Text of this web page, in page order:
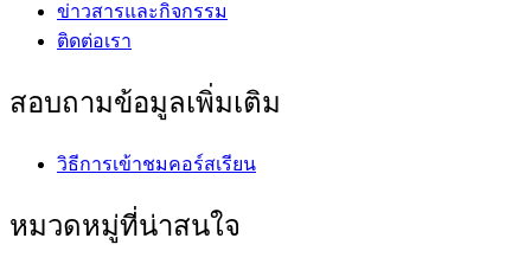
ข่าวสารและกิจกรรม
ติดต่อเรา
สอบถามข้อมูลเพิ่มเติม
วิธีการเข้าชมคอร์สเรียน
หมวดหมู่ที่น่าสนใจ